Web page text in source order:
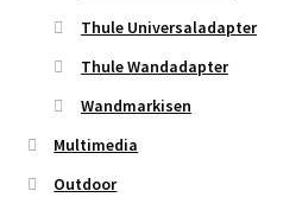
Thule Universaladapter
Thule Wandadapter
Wandmarkisen
Multimedia
Outdoor